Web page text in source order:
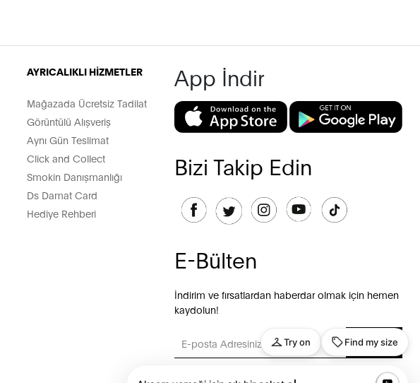
AYRICALIKLI HİZMETLER
Mağazada Ücretsiz Tadilat
Görüntülü Alışveriş
Aynı Gün Teslimat
Click and Collect
Smokin Danışmanlığı
Ds Damat Card
Hediye Rehberi
App İndir
Bizi Takip Edin
E-Bülten
İndirim ve fırsatlardan haberdar olmak için hemen
kaydolun!
GÖNDER